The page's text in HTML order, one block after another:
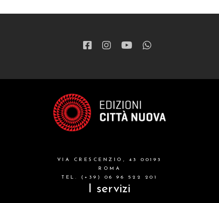
VIA CRESCENZIO, 43 00193
ROMA
TEL. (+39) 06 96 522 201
I servizi